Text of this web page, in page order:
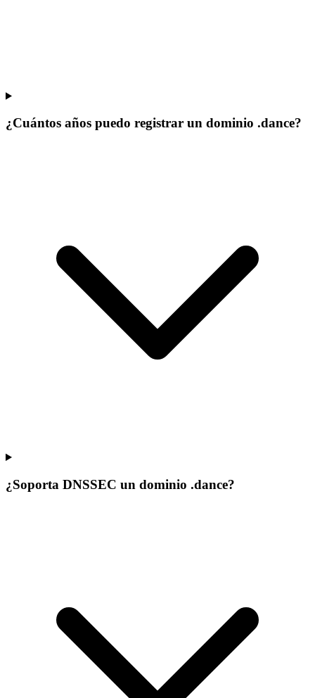
¿Cuántos años puedo registrar un dominio .dance?
¿Soporta DNSSEC un dominio .dance?